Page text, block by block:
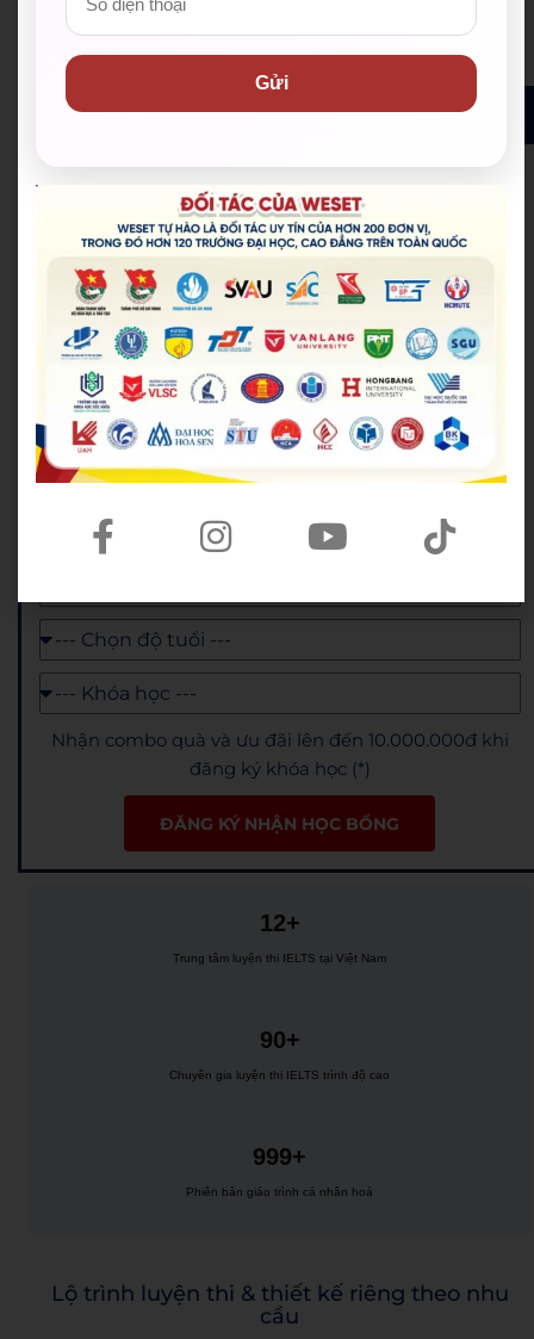
thực hành tiếng Anh trong môi trường thực tế,
phát triển toàn diện.
ĐĂNG KÝ ĐỂ NHẬN ĐƯỢC HỌC BỔNG MIỄN PHÍ
✅ Hơn 200 đơn vị đối tác đồng hành, trong đó hơn
120 trường Đại học & Cao đẳng đã ký kết tại TP.HCM
và cả nước
✅ Cam kết IELTS/TOEIC/PTE đầu ra bằng văn bản.
Hỗ trợ lệ phí thi lên đến 100%
✅ Đội ngũ giáo viên có điểm IELTS trung bình từ
8.0+, có chứng chỉ sư phạm/ TESOL/ CELTA
Nhận combo quà và ưu đãi lên đến 10.000.000đ khi
đăng ký khóa học (*)
ĐĂNG KÝ NHẬN HỌC BỔNG
12+
Trung tâm luyện thi IELTS tại Việt Nam
90+
Chuyên gia luyện thi IELTS trình độ cao
999+
Phiên bản giáo trình cá nhân hoá
Lộ trình luyện thi & thiết kế riêng theo nhu
cầu
Gửi